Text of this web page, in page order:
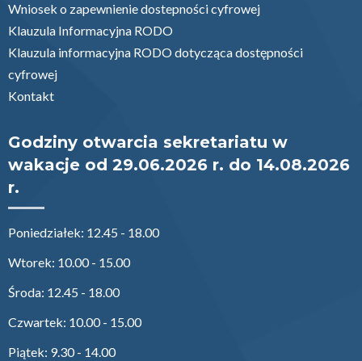
Wniosek o zapewnienie dostepności cyfrowej
Klauzula Informacyjna RODO
Klauzula informacyjna RODO dotycząca dostępności
cyfrowej
Kontakt
Godziny otwarcia sekretariatu w
wakacje od 29.06.2026 r. do 14.08.2026
r.
Poniedziałek: 12.45 - 18.00
Wtorek: 10.00 - 15.00
Środa: 12.45 - 18.00
Czwartek: 10.00 - 15.00
Piątek: 9.30 - 14.00